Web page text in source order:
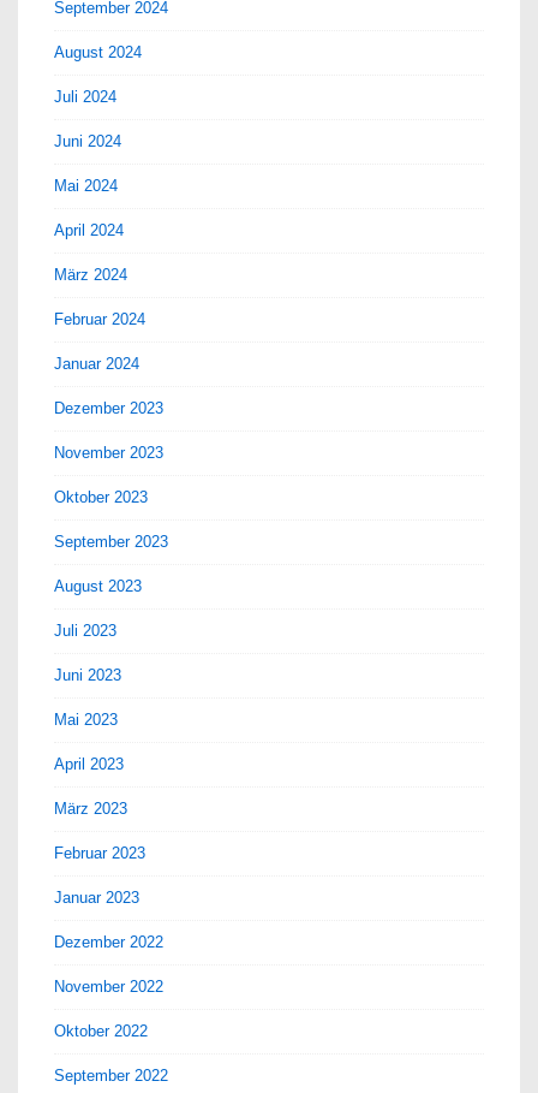
September 2024
August 2024
Juli 2024
Juni 2024
Mai 2024
April 2024
März 2024
Februar 2024
Januar 2024
Dezember 2023
November 2023
Oktober 2023
September 2023
August 2023
Juli 2023
Juni 2023
Mai 2023
April 2023
März 2023
Februar 2023
Januar 2023
Dezember 2022
November 2022
Oktober 2022
September 2022